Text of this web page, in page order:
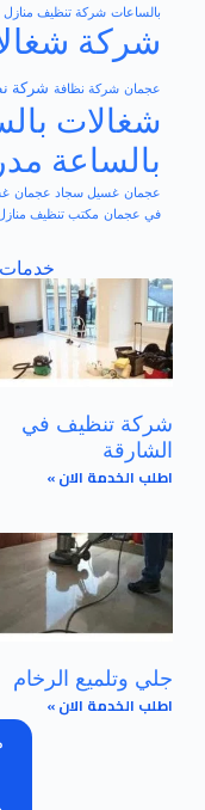
بالساعات شركة تنظيف
شركة
عجمان شركة نظافة شركة
شغالات
بالساعة
عجمان غسيل سجاد عجمان
في عجمان مكتب تنظيف
شركة تنظيف في
الشارقة
اطلب الخدمة الان »
جلي وتلميع الرخام
اطلب الخدمة الان »